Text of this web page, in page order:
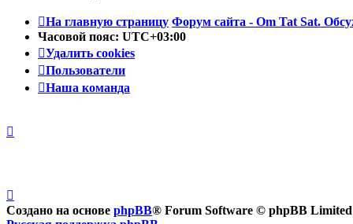
На главную страницу Форум сайта - Om Tat Sat.
Часовой пояс: UTC+03:00
Удалить cookies
Пользователи
Наша команда
Создано на основе phpBB® Forum Software © phpBB Limited